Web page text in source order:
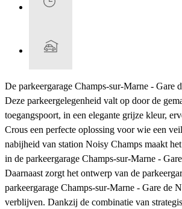
De parkeergarage Champs-sur-Marne -
Deze parkeergelegenheid valt op door de
toegangspoort, in een elegante grijze kleur,
Crous een perfecte oplossing voor wie een
nabijheid van station Noisy Champs maakt
in de parkeergarage Champs-sur-Marne -
Daarnaast zorgt het ontwerp van de
parkeergarage Champs-sur-Marne - Gare de
verblijven. Dankzij de combinatie van